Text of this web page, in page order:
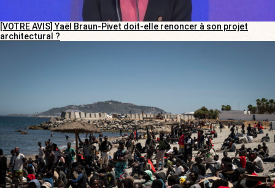
[VOTRE AVIS] Yaël Braun-Pivet doit-elle renoncer à son projet
architectural ?